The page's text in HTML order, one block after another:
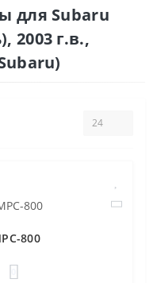
для Subaru
2003 г.в.,
800